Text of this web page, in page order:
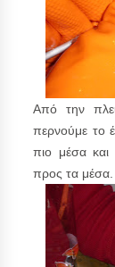
Από την
περνούμε το
πιο μέσα και
προς τα μέσα.